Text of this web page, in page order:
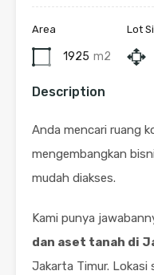
Area
1925 m2
Lot
Description
Anda mencari ruang
mengembangkan
mudah diakses.
Kami punya
dan aset tanah di
Jakarta Timur.